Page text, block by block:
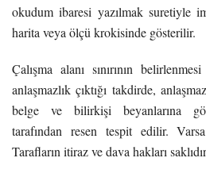
okudum ibaresi yazılmak suretiyle
harita veya ölçü krokisinde gösterilir.
Çalışma alanı sınırının
anlaşmazlık çıktığı takdirde,
belge ve bilirkişi beyanlarına
tarafından resen tespit edilir.
Tarafların itiraz ve dava hakları